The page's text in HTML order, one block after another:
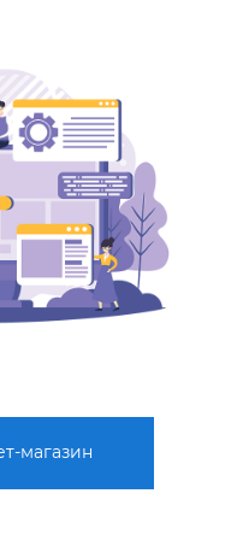
магазин